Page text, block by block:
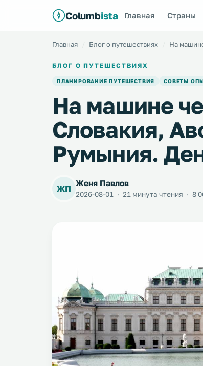
Columbista Главная Страны
Главная Блог о путешествиях На
БЛОГ О ПУТЕШЕСТВИЯХ
ПЛАНИРОВАНИЕ ПУТЕШЕСТВИЯ СОВЕТЫ
На машине
Словакия,
Румыния.
ЖП
Женя Павлов
2026-08-01 · 21 минута чтения · 8